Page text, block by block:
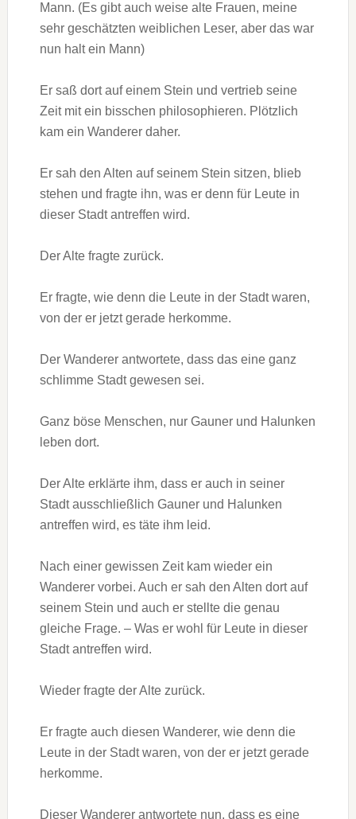
Mann. (Es gibt auch weise alte Frauen, meine
sehr geschätzten weiblichen Leser, aber das war
nun halt ein Mann)
Er saß dort auf einem Stein und vertrieb seine
Zeit mit ein bisschen philosophieren. Plötzlich
kam ein Wanderer daher.
Er sah den Alten auf seinem Stein sitzen, blieb
stehen und fragte ihn, was er denn für Leute in
dieser Stadt antreffen wird.
Der Alte fragte zurück.
Er fragte, wie denn die Leute in der Stadt waren,
von der er jetzt gerade herkomme.
Der Wanderer antwortete, dass das eine ganz
schlimme Stadt gewesen sei.
Ganz böse Menschen, nur Gauner und Halunken
leben dort.
Der Alte erklärte ihm, dass er auch in seiner
Stadt ausschließlich Gauner und Halunken
antreffen wird, es täte ihm leid.
Nach einer gewissen Zeit kam wieder ein
Wanderer vorbei. Auch er sah den Alten dort auf
seinem Stein und auch er stellte die genau
gleiche Frage. – Was er wohl für Leute in dieser
Stadt antreffen wird.
Wieder fragte der Alte zurück.
Er fragte auch diesen Wanderer, wie denn die
Leute in der Stadt waren, von der er jetzt gerade
herkomme.
Dieser Wanderer antwortete nun, dass es eine